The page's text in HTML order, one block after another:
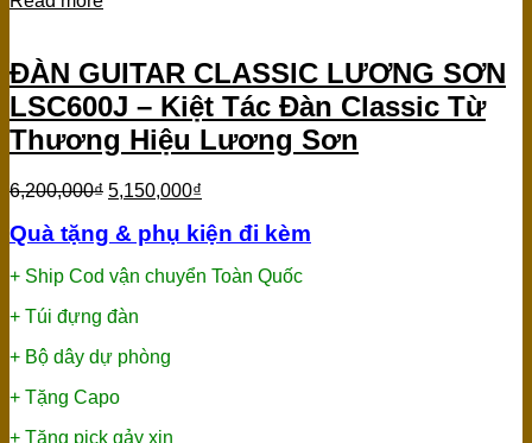
ĐÀN GUITAR CLASSIC LƯƠNG SƠN
LSC600J – Kiệt Tác Đàn Classic Từ
Thương Hiệu Lương Sơn
6,200,000₫ 5,150,000₫
Quà tặng & phụ kiện đi kèm
+ Ship Cod vận chuyển Toàn Quốc
+ Túi đựng đàn
+ Bộ dây dự phòng
+ Tặng Capo
+ Tặng pick gảy xịn